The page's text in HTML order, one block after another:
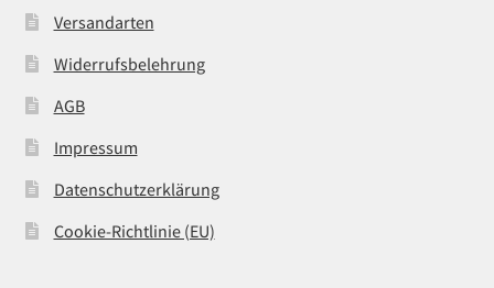
Versandarten
Widerrufsbelehrung
AGB
Impressum
Datenschutzerklärung
Cookie-Richtlinie (EU)